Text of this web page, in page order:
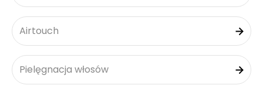
Airtouch
Pielęgnacja włosów